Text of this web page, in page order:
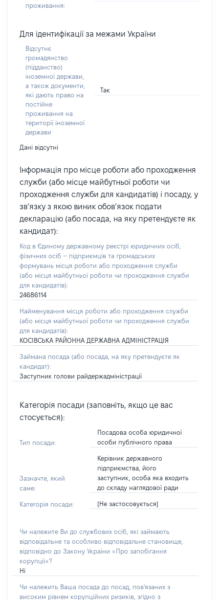
проживання:
Для ідентифікації за межами України
Відсутнє
громадянство
(підданство)
іноземної держави,
а також документи,
які дають право на
постійне
проживання на
території іноземної
держави
Так
Дані відсутні
Інформація про місце роботи або проходження
служби (або місце майбутньої роботи чи
проходження служби для кандидатів) і посаду, у
зв’язку з якою виник обов’язок подати
декларацію (або посада, на яку претендуєте як
кандидат):
Код в Єдиному державному реєстрі юридичних осіб,
фізичних осіб – підприємців та громадських
формувань місця роботи або проходження служби
(або місця майбутньої роботи чи проходження служби
для кандидатів):
24686114
Найменування місця роботи або проходження служби
(або місця майбутньої роботи чи проходження служби
для кандидатів):
КОСІВСЬКА РАЙОННА ДЕРЖАВНА АДМІНІСТРАЦІЯ
Займана посада (або посада, на яку претендуєте як
кандидат):
Заступник голови райдержадміністрації
Категорія посади (заповніть, якщо це вас
стосується):
Тип посади:
Посадова особа юридичної
особи публічного права
Зазначте, який
саме:
Керівник державного
підприємства, його
заступник, особа яка входить
до складу наглядової ради
Категорія посади: [Не застосовується]
Чи належите Ви до службових осіб, які займають
відповідальне та особливо відповідальне становище,
відповідно до Закону України «Про запобігання
корупції»?
Ні
Чи належить Ваша посада до посад, пов'язаних з
високим рівнем корупційних ризиків, згідно з